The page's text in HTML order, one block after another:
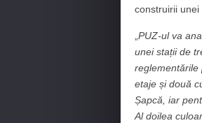
construirii unei
PUZ-ul va
unei stații de
reglementările
etaje și două
Șapcă, iar
Al doilea